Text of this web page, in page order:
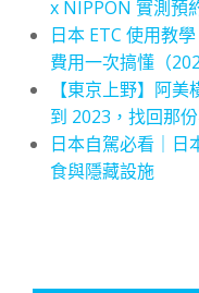
x NIPPON 實測預
日本 ETC 使用教
費用一次搞懂（
【東京上野】阿
到 2023，找回那
日本自駕必看｜日
食與隱藏設施